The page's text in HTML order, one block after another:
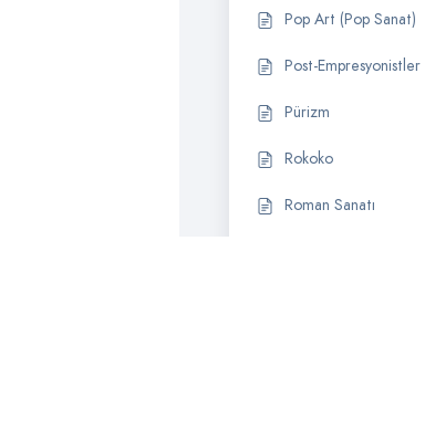
Pop Art (Pop Sanat)
Post-Empresyonistler
Pürizm
Rokoko
Roman Sanatı